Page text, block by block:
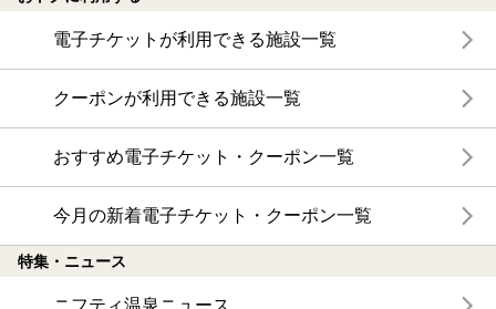
電子チケットが利用できる施設一覧
クーポンが利用できる施設一覧
おすすめ電子チケット・クーポン一覧
今月の新着電子チケット・クーポン一覧
特集・ニュース